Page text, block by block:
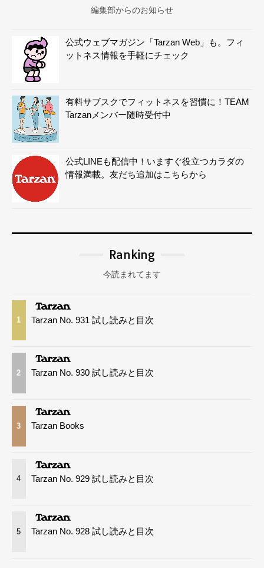
編集部からのお知らせ
公式ウェブマガジン「Tarzan Web」も。フィ
ットネス情報を手軽にチェック
有料サブスクでフィットネスを習慣に！TEAM
Tarzanメンバー随時受付中
公式LINEも配信中！いますぐ役立つカラダの
情報満載。友だち追加はこちらから
Ranking
今読まれてます
1 Tarzan No. 931 試し読みと目次
2 Tarzan No. 930 試し読みと目次
3 Tarzan Books
4 Tarzan No. 929 試し読みと目次
5 Tarzan No. 928 試し読みと目次